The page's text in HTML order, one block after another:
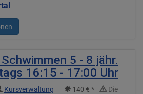
5 - 8 jähr.
16:15 - 17:00 Uhr
Kursverwaltung 140 € *
Die